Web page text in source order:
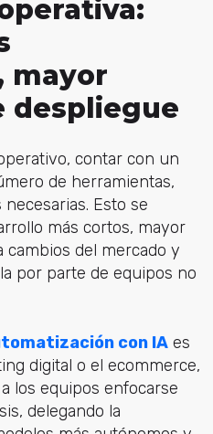
mayor
despliegue
contar con un
de herramientas,
Esto se
más cortos, mayor
cambios del mercado y
por parte de equipos no
con IAes
digital o el ecommerce,
los equipos enfocarse
delegando la